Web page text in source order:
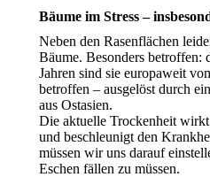
Bäume im Stress –
Neben den Rasenflächen
Bäume. Besonders betroffen:
Jahren sind sie europaweit
betroffen – ausgelöst durch
aus Ostasien.
Die aktuelle Trockenheit
und beschleunigt den
müssen wir uns darauf
Eschen fällen zu müssen.